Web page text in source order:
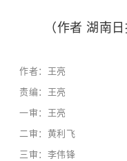
（作者 湖南
作者：王亮
责编：王亮
一审：王亮
二审：黄利飞
三审：李伟锋